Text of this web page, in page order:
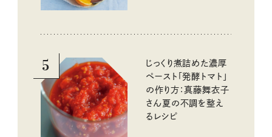
5
じっくり煮詰めた濃厚
ペースト「発酵トマト」
の作り方：真藤舞衣子
さん夏の不調を整え
るレシピ